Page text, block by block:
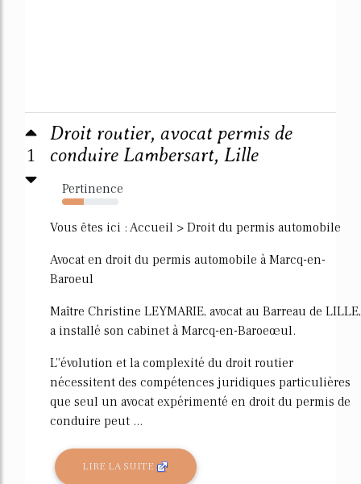
1
Droit routier, avocat permis de
conduire Lambersart, Lille
Pertinence
38%
Vous êtes ici : Accueil > Droit du permis automobile
Avocat en droit du permis automobile à Marcq-en-
Baroeul
Maître Christine LEYMARIE, avocat au Barreau de LILLE,
a installé son cabinet à Marcq-en-Baroeœul.
L’'évolution et la complexité du droit routier
nécessitent des compétences juridiques particulières
que seul un avocat expérimenté en droit du permis de
conduire peut ...
LIRE LA SUITE